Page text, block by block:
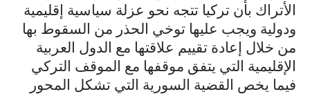
الأتراك بأن تركيا تتجه نحو عزلة سياسية إقليمية
ودولية ويجب عليها توخي الحذر من السقوط بها
من خلال إعادة تقييم علاقتها مع الدول العربية
الإقليمية التي يتفق موقفها مع الموقف التركي
فيما يخص القضية السورية التي تشكل المحور